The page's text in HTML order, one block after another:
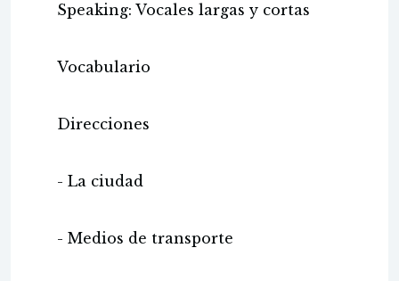
Speaking: Vocales largas y cortas
Vocabulario
Direcciones
- La ciudad
- Medios de transporte